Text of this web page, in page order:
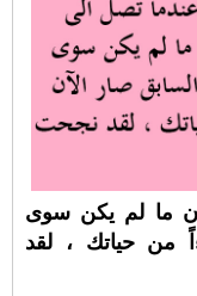
ما لم يكن سوى
من حياتك ، لقد